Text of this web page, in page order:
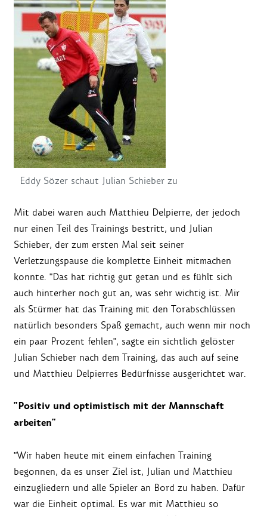
Eddy Sözer schaut Julian Schieber zu
Mit dabei waren auch Matthieu Delpierre, der jedoch
nur einen Teil des Trainings bestritt, und Julian
Schieber, der zum ersten Mal seit seiner
Verletzungspause die komplette Einheit mitmachen
konnte. "Das hat richtig gut getan und es fühlt sich
auch hinterher noch gut an, was sehr wichtig ist. Mir
als Stürmer hat das Training mit den Torabschlüssen
natürlich besonders Spaß gemacht, auch wenn mir noch
ein paar Prozent fehlen", sagte ein sichtlich gelöster
Julian Schieber nach dem Training, das auch auf seine
und Matthieu Delpierres Bedürfnisse ausgerichtet war.
"Positiv und optimistisch mit der Mannschaft
arbeiten"
"Wir haben heute mit einem einfachen Training
begonnen, da es unser Ziel ist, Julian und Matthieu
einzugliedern und alle Spieler an Bord zu haben. Dafür
war die Einheit optimal. Es war mit Matthieu so